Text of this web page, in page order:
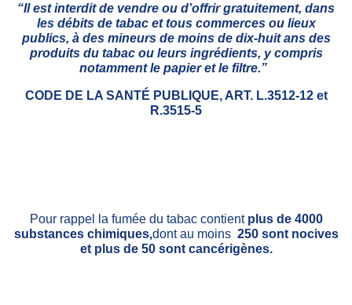
“Il est interdit de vendre ou d’offrir gratuitement, dans
les débits de tabac et tous commerces ou lieux
publics, à des mineurs de moins de dix-huit ansdes
produits du tabac ou leurs ingrédients, y compris
notamment le papier et le filtre.”
CODE DE LA SANTÉ PUBLIQUE, ART. L.3512-12 et
R.3515-5
Pour rappel la fumée du tabac contient plus de 4000
substances chimiques,dont au moins 250 sont nocives
et plus de 50 sont cancérigènes.